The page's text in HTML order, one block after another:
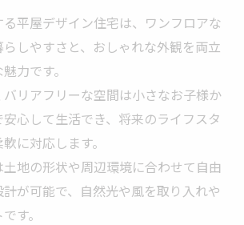
インが彩る理想の住まい作り
住まいを実現する流れ
宅で叶える平屋の魅力
ザイン住宅の人気傾向一覧
地を高めるデザイン要素
宅の外観スタイル比較
しさにこだわる平屋注文住宅案
平屋デザイン住宅は、ワンフロアな
しやすさと、おしゃれな外観を両立
力です。
リアフリーな空間は小さなお子様か
心して生活でき、将来のライフスタ
に対応します。
地の形状や周辺環境に合わせて自由
が可能で、自然光や風を取り入れや
す。